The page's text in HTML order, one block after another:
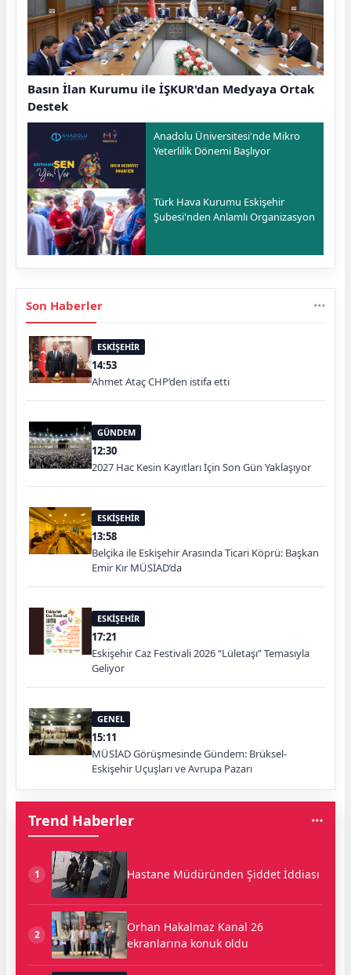
Basın İlan Kurumu ile İŞKUR'dan Medyaya Ortak
Destek
Anadolu Üniversitesi'nde Mikro
Yeterlilik Dönemi Başlıyor
Türk Hava Kurumu Eskişehir
Şubesi'nden Anlamlı Organizasyon
Son Haberler
ESKİŞEHİR
14:53
Ahmet Ataç CHP’den istifa etti
GÜNDEM
12:30
2027 Hac Kesin Kayıtları İçin Son Gün Yaklaşıyor
ESKİŞEHİR
13:58
Belçika ile Eskişehir Arasında Ticari Köprü: Başkan
Emir Kır MÜSİAD’da
ESKİŞEHİR
17:21
Eskişehir Caz Festivali 2026 “Lületaşı” Temasıyla
Geliyor
GENEL
15:11
MÜSİAD Görüşmesinde Gündem: Brüksel-
Eskişehir Uçuşları ve Avrupa Pazarı
Trend Haberler
1 Hastane Müdüründen Şiddet İddiası
2
Orhan Hakalmaz Kanal 26
ekranlarına konuk oldu